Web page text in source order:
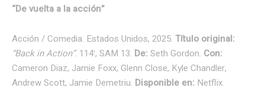
“De vuelta a la acción”
Acción / Comedia. Estados Unidos, 2025. Título original:
“Back in Action”. 114′, SAM 13. De: Seth Gordon. Con:
Cameron Diaz, Jamie Foxx, Glenn Close, Kyle Chandler,
Andrew Scott, Jamie Demetriu. Disponible en: Netflix.